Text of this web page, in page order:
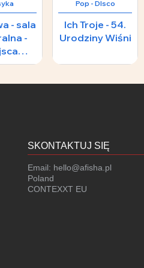
- sala
-
i
1 zł
Pop - DIsco
Ich Troje - 54.
Urodziny Wiśni
SKONTAKTUJ SIĘ
Email: hello@afisha.pl
Poland
CONTEXXT EU